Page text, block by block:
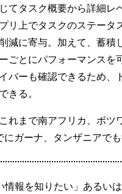
てタスク概要から詳細
リ上でタスクのステー
減に寄与。加えて、蓄
ごとにパフォーマンス
バーも確認できるため
きる。
れまで南アフリカ、ボ
にガーナ、タンザニアで
情報を知りたい」あるい